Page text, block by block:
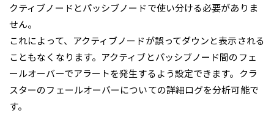
クティブノードとパッシブノードで使い分ける必要がありま
せん。
これによって、アクティブノードが誤ってダウンと表示される
こともなくなります。アクティブとパッシブノード間のフェ
ールオーバーでアラートを発生するよう設定できます。クラ
スターのフェールオーバーについての詳細ログを分析可能で
す。